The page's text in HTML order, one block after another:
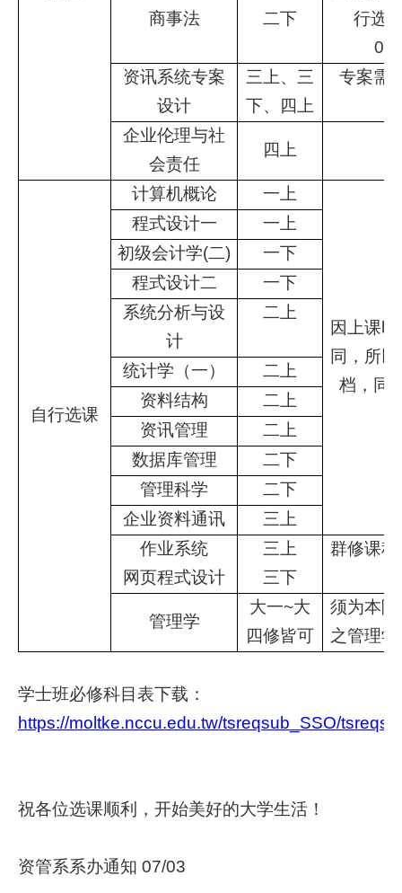
商事法 二下
行选
资讯系统专案
设计
三上、三
下、四上
专案需
企业伦理与社
会责任
四上
自行选课
计算机概论 一上
因上课
同，所
档，同
程式设计一
一上
初级会计学(二)
一下
程式设计二
一下
系统分析与设
计
二上
统计学（一）
二上
资料结构
二上
资讯管理
二上
数据库管理
二下
管理科学
二下
企业资料通讯
三上
作业系统
网页程式设计
三上
三下
群修课程
管理学
大一~大
四修皆可
须为本
之管理学
学士班必修科目表下载：
https://moltke.nccu.edu.tw/tsreqsub_SSO/
祝各位选课顺利，开始美好的大学生活！
资管系系办通知 07/03